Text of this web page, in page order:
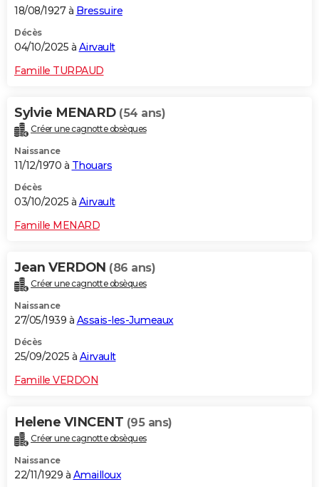
18/08/1927 à Bressuire
Décès
04/10/2025 à Airvault
Famille TURPAUD
Sylvie MENARD (54 ans)
Créer une cagnotte obsèques
Naissance
11/12/1970 à Thouars
Décès
03/10/2025 à Airvault
Famille MENARD
Jean VERDON (86 ans)
Créer une cagnotte obsèques
Naissance
27/05/1939 à Assais-les-Jumeaux
Décès
25/09/2025 à Airvault
Famille VERDON
Helene VINCENT (95 ans)
Créer une cagnotte obsèques
Naissance
22/11/1929 à Amailloux